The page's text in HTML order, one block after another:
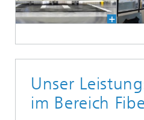
Unser
im Bereich